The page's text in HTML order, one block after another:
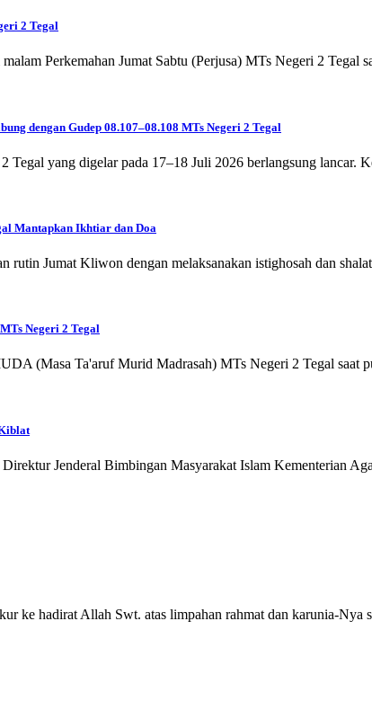
2 Tegal
Perkemahan Jumat Sabtu (Perjusa) MTs Negeri 2
dengan Gudep 08.107–08.108 MTs Negeri 2 Tegal
Tegal yang digelar pada 17–18 Juli 2026 berlangsung
Mantapkan Ikhtiar dan Doa
rutin Jumat Kliwon dengan melaksanakan istighosah dan
Negeri 2 Tegal
(Masa Ta'aruf Murid Madrasah) MTs Negeri 2 Tegal saat
Jenderal Bimbingan Masyarakat Islam Kementerian
ke hadirat Allah Swt. atas limpahan rahmat dan karunia-